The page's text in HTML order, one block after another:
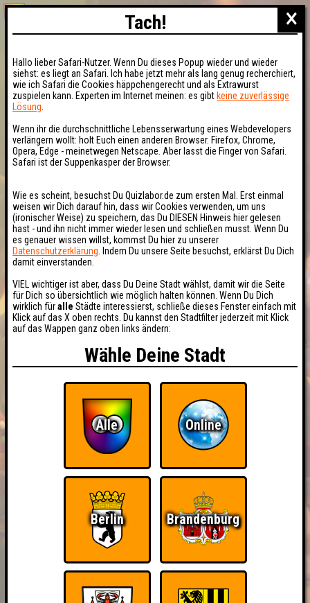
×
Tach!
Hallo lieber Safari-Nutzer. Wenn Du dieses Popup wieder und wieder
siehst: es liegt an Safari. Ich habe jetzt mehr als lang genug recherchiert,
wie ich Safari die Cookies häppchengerecht und als Extrawurst
zuspielen kann. Experten im Internet meinen: es gibt keine zuverlässige
Lösung
Wenn ihr die durchschnittliche Lebensserwartung eines Webdevelopers
verlängern wollt: holt Euch einen anderen Browser. Firefox, Chrome,
Opera, Edge - meinetwegen Netscape. Aber lasst die Finger von Safari.
Safari ist der Suppenkasper der Browser.
Wie es scheint, besuchst Du Quizlabor.de zum ersten Mal. Erst einmal
weisen wir Dich darauf hin, dass wir Cookies verwenden, um uns
(ironischer Weise) zu speichern, das Du DIESEN Hinweis hier gelesen
hast - und ihn nicht immer wieder lesen und schließen musst. Wenn Du
es genauer wissen willst, kommst Du hier zu unserer
Datenschutzerklärung . Indem Du unsere Seite besuchst, erklärst Du Dich
damit einverstanden.
VIEL wichtiger ist aber, dass Du Deine Stadt wählst, damit wir die Seite
für Dich so übersichtlich wie möglich halten können. Wenn Du Dich
wirklich füralle Städte interessierst, schließe dieses Fenster einfach mit
Klick auf das X oben rechts. Du kannst den Stadtfilter jederzeit mit Klick
auf das Wappen ganz oben links ändern:
Wähle Deine Stadt
Alle Online
Berlin Brandenburg